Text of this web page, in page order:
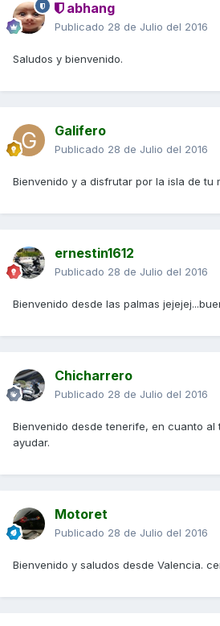
abhang
Publicado 28 de Julio del 2016
Saludos y bienvenido.
Galifero
Publicado 28 de Julio del 2016
Bienvenido y a disfrutar por la isla de tu
ernestin1612
Publicado 28 de Julio del 2016
Bienvenido desde las palmas
Chicharrero
Publicado 28 de Julio del 2016
Bienvenido desde tenerife, en cuanto al
ayudar.
Motoret
Publicado 28 de Julio del 2016
Bienvenido y saludos desde Valencia.